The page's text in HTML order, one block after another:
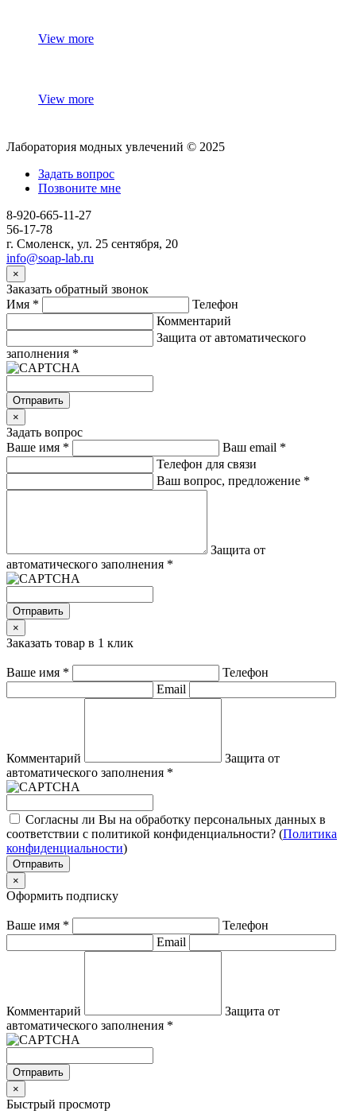
View more
View more
Лаборатория модных увлечений © 2025
Задать вопрос
Позвоните мне
8-920-665-11-27
56-17-78
г. Смоленск, ул. 25 сентября, 20
info@soap-lab.ru
×
Заказать обратный звонок
Имя *
Телефон
Комментарий
Защита от автоматического
заполнения *
Отправить
×
Задать вопрос
Ваше имя * Ваш email *
Телефон для связи
Ваш вопрос, предложение *
Защита от
автоматического заполнения *
Отправить
×
Заказать товар в 1 клик
Ваше имя *
Телефон
Email
Комментарий
Защита от
автоматического заполнения *
Согласны ли Вы на обработку персональных данных в
соответствии с политикой конфиденциальности? (Политика
конфиденциальности)
Отправить
×
Оформить подписку
Ваше имя *
Телефон
Email
Комментарий
Защита от
автоматического заполнения *
Отправить
×
Быстрый просмотр